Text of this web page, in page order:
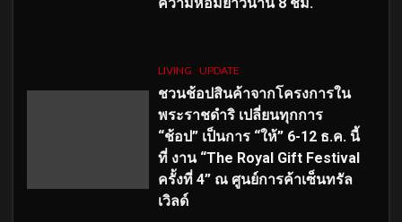
LIVING UPDATE
ชวนช้อปสินค้าจากโครงการใน
พระราชดำริ เปลี่ยนทุกการ
“ช้อป” เป็นการ “ให้” 6-12 ธ.ค. นี้
ที่ งาน “The Royal Gift Festival
ครั้งที่ 4” ณ ศูนย์การค้าเซ็นทรัล
เวิลด์